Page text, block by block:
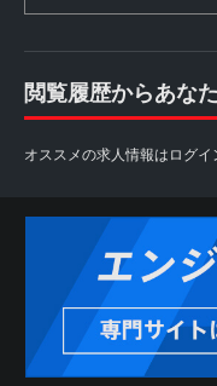
閲覧履歴からあな
オススメの求人情報はログ